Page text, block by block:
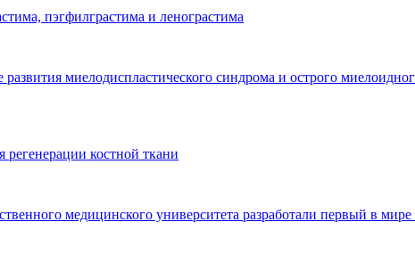
пэгфилграстима и ленограстима
миелодиспластического синдрома и острого
регенерации костной ткани
медицинского университета разработали первый в